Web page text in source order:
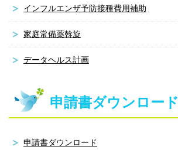
インフルエンザ予防接種費用補助
家庭常備薬斡旋
データヘルス計画
申請書ダウンロード
申請書ダウンロード